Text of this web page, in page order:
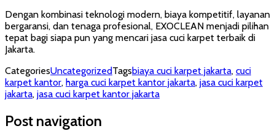
Dengan kombinasi teknologi modern, biaya kompetitif, layanan
bergaransi, dan tenaga profesional, EXOCLEAN menjadi pilihan
tepat bagi siapa pun yang mencari jasa cuci karpet terbaik di
Jakarta.
CategoriesUncategorizedTagsbiaya cuci karpet jakarta, cuci
karpet kantor, harga cuci karpet kantor jakarta, jasa cuci karpet
jakarta, jasa cuci karpet kantor jakarta
Post navigation